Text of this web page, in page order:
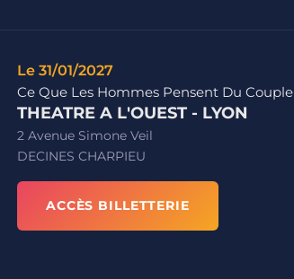
Le 31/01/2027
Ce Que Les Hommes Pensent Du Couple
THEATRE A L'OUEST - LYON
2 Avenue Simone Veil
DECINES CHARPIEU
ACCÈS BILLETTERIE